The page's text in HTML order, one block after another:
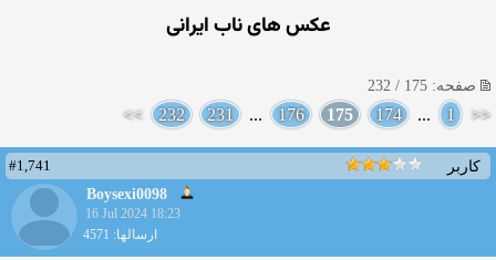
عکس های ناب ایرانی
صفحه: 175 / 232
<<
1
...
174
175
176
...
231
232
>>
کاربر
#1,741
Boysexi0098
16 Jul 2024 18:23
ارسالها: 4571